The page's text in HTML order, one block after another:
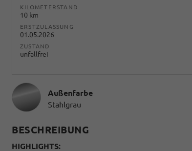
KILOMETERSTAND
10 km
ERSTZULASSUNG
01.05.2026
ZUSTAND
unfallfrei
Außenfarbe
Stahlgrau
BESCHREIBUNG
HIGHLIGHTS: